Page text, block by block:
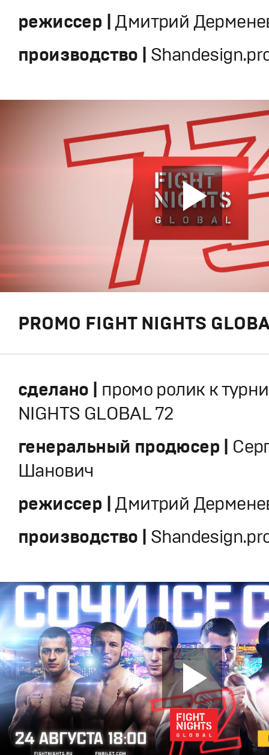
режиссер |Дмитрий
производство |
PROMO FIGHT NIGHTS
сделано | промо ролик к
NIGHTS GLOBAL 72
генеральный продюсер |
Шанович
режиссер |Дмитрий
производство |